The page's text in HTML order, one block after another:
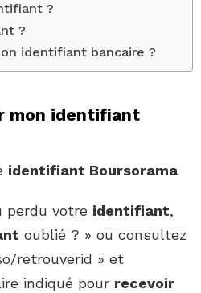
?
?
identifiant bancaire ?
mon identifiant
identifiant Boursorama
perdu votre identifiant,
oublié ? » ou consultez
retrouverid » et
indiqué pour recevoir